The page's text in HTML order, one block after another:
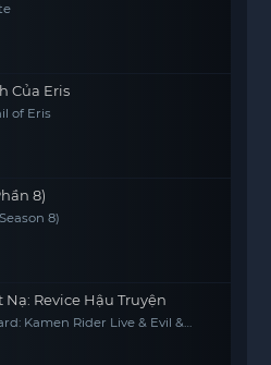
Của Eris
of Eris
8)
8)
Nạ: Revice Hậu Truyện
Kamen Rider Live & Evil &